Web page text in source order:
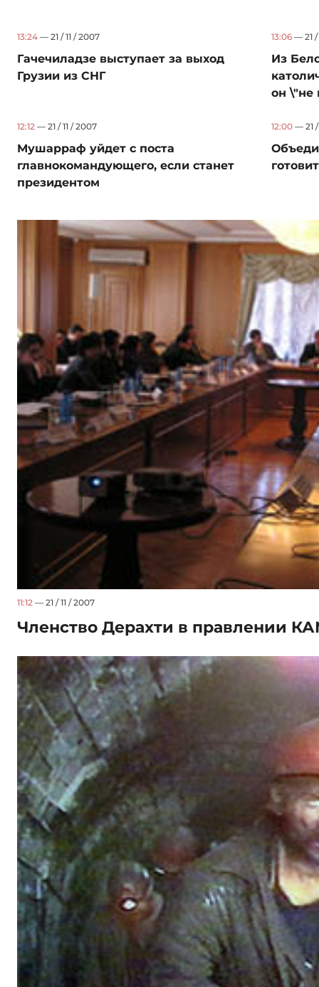
13:24 — 21 / 11 / 2007
Гачечиладзе выступает за выход
Грузии из СНГ
13:06— 21 /
Из
он \"не
12:12 — 21 / 11 / 2007
Мушарраф уйдет с поста
главнокомандующего, если станет
президентом
12:00— 21 /
11:12 — 21 / 11 / 2007
Членство Дерахти в правлении